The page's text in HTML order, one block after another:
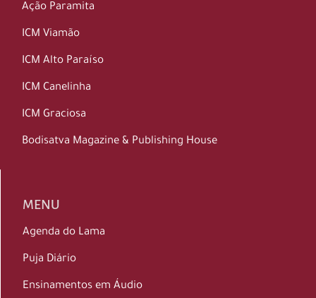
Ação Paramita
ICM Viamão
ICM Alto Paraíso
ICM Canelinha
ICM Graciosa
Bodisatva Magazine & Publishing House
MENU
Agenda do Lama
Puja Diário
Ensinamentos em Áudio